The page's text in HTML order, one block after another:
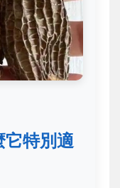
它特別適